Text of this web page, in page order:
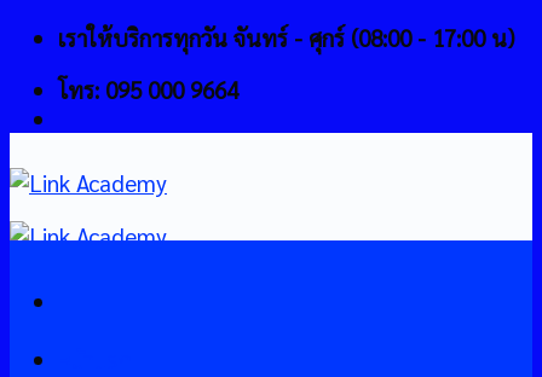
Skip
content
เราให้บริการทุกวัน จันทร์ - ศุกร์ (08:00 - 17:00 น)
โทร: 095 000 9664